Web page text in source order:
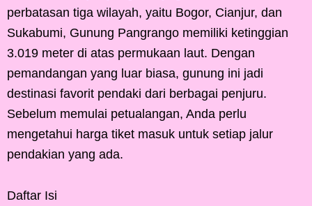
perbatasan tiga wilayah, yaitu Bogor, Cianjur, dan
Sukabumi, Gunung Pangrango memiliki ketinggian
3.019 meter di atas permukaan laut. Dengan
pemandangan yang luar biasa, gunung ini jadi
destinasi favorit pendaki dari berbagai penjuru.
Sebelum memulai petualangan, Anda perlu
mengetahui harga tiket masuk untuk setiap jalur
pendakian yang ada.
Daftar Isi